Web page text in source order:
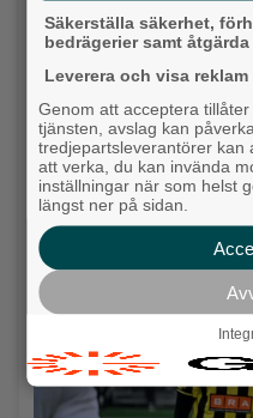
Karnevalstämning på
Bjöds på trummor,
Hisingen
Säkerställa säkerhet,
bedrägerier samt åtgärda
Leverera och visa
Genom att acceptera
tjänsten, avslag kan
tredjepartsleverantörer kan
att verka, du kan invända
inställningar när som helst
längst ner på sidan.